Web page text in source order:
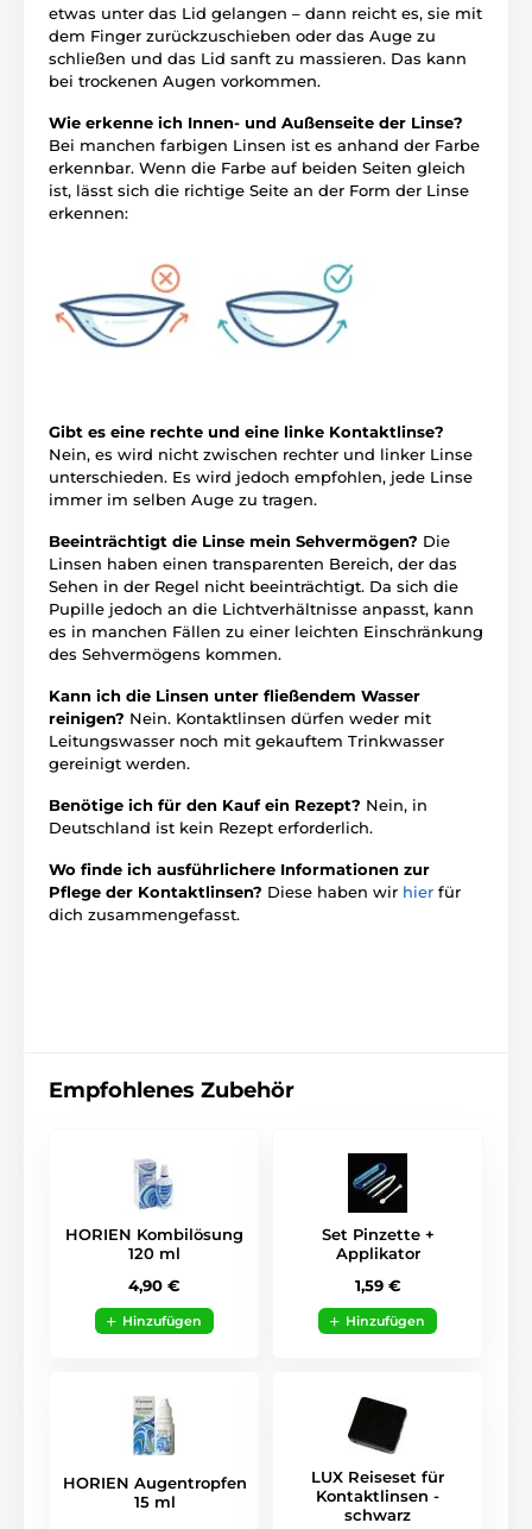
etwas unter das Lid gelangen – dann reicht es, sie mit
dem Finger zurückzuschieben oder das Auge zu
schließen und das Lid sanft zu massieren. Das kann
bei trockenen Augen vorkommen.
Wie erkenne ich Innen- und Außenseite der Linse?
Bei manchen farbigen Linsen ist es anhand der Farbe
erkennbar. Wenn die Farbe auf beiden Seiten gleich
ist, lässt sich die richtige Seite an der Form der Linse
erkennen:
Gibt es eine rechte und eine linke Kontaktlinse?
Nein, es wird nicht zwischen rechter und linker Linse
unterschieden. Es wird jedoch empfohlen, jede Linse
immer im selben Auge zu tragen.
Beeinträchtigt die Linse mein Sehvermögen? Die
Linsen haben einen transparenten Bereich, der das
Sehen in der Regel nicht beeinträchtigt. Da sich die
Pupille jedoch an die Lichtverhältnisse anpasst, kann
es in manchen Fällen zu einer leichten Einschränkung
des Sehvermögens kommen.
Kann ich die Linsen unter fließendem Wasser
reinigen? Nein. Kontaktlinsen dürfen weder mit
Leitungswasser noch mit gekauftem Trinkwasser
gereinigt werden.
Benötige ich für den Kauf ein Rezept? Nein, in
Deutschland ist kein Rezept erforderlich.
Wo finde ich ausführlichere Informationen zur
Pflege der Kontaktlinsen? Diese haben wir hier für
dich zusammengefasst.
Empfohlenes Zubehör
HORIEN Kombilösung
120 ml
4,90 €
Hinzufügen
Set Pinzette +
Applikator
1,59 €
Hinzufügen
HORIEN Augentropfen
15 ml
LUX Reiseset für
Kontaktlinsen -
schwarz